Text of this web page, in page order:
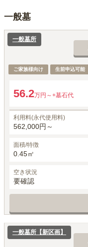
一般墓
一般墓所
ご家族様向け 生前申込可能
56.2万円～+墓石代
利用料(永代使用料)
562,000円～
面積/特徴
0.45㎡
空き状況
要確認
一般墓所【新区画】